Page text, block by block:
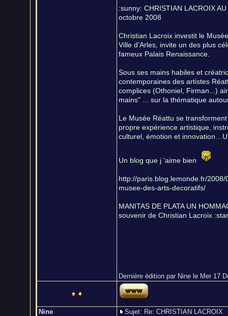
:sunny: CHRISTIAN LACROIX
octobre 2008
Christian Lacroix investit le
Ville d’Arles, invite un des plus
fameux Palais Renaissance.
Sous ses mains habiles et
contemporaines des artistes
complices (Othoniel, Firman...)
mains" ... sur la thématique
Le Musée Réattu se
propre expérience artistique,
culturel, émotion et
Un blog que j 'aime bien
http://paris.blog.lemonde.fr/
musee-des-arts-decoratifs/
MANITAS DE PLATA UN
souvenir de Christian Lacroix
Dernière édition par Nine le Mer 17
Nine
Sujet: Re: CHRISTIAN